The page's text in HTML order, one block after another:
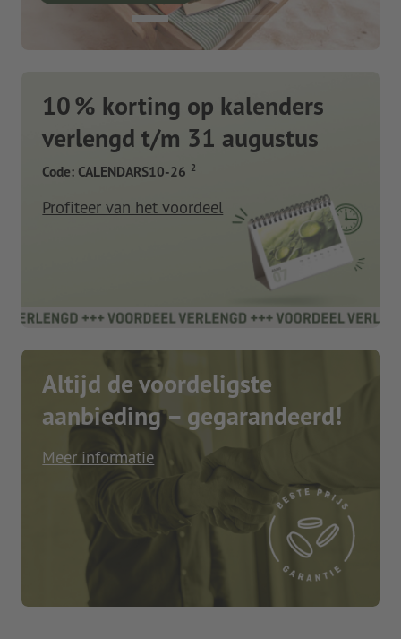
10 % korting op kalenders
verlengd t/m 31 augustus
Code: CALENDARS10-26 2
Profiteer van het voordeel
Altijd de voordeligste
aanbieding – gegarandeerd!
Meer informatie